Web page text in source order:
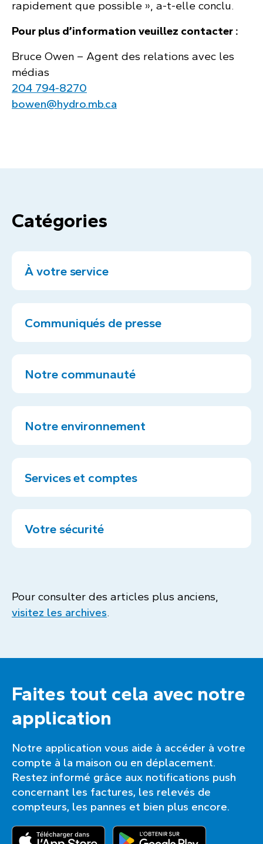
rapidement que possible », a-t-elle conclu.
Pour plus d’information veuillez contacter :
Bruce Owen – Agent des relations avec les
médias
204 794‑8270
bowen@hydro.mb.ca
Catégories
À votre service
Communiqués de presse
Notre communauté
Notre environnement
Services et comptes
Votre sécurité
Pour consulter des articles plus anciens,
visitez les archives.
Faites tout cela avec notre
application
Notre application vous aide à accéder à votre
compte à la maison ou en déplacement.
Restez informé grâce aux notifications push
concernant les factures, les relevés de
compteurs, les pannes et bien plus encore.